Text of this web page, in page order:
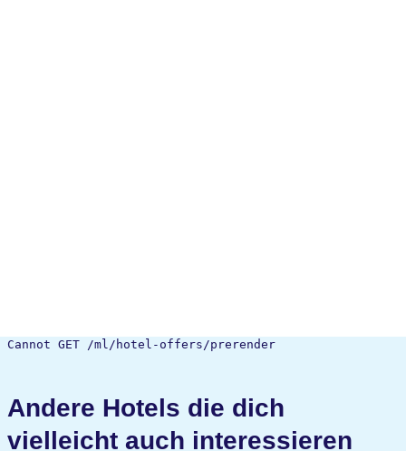
Cannot GET /ml/hotel-offers/prerender
Andere Hotels die dich
vielleicht auch interessieren